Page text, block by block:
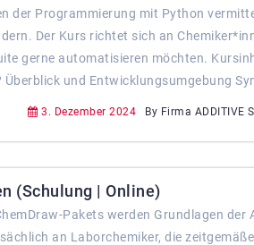
der Programmierung mit Python
Der Kurs richtet sich an
gerne automatisieren möchten.
und Entwicklungsumgebung
3. Dezember 2024 By Firma ADDITIVE
(Schulung | Online)
Pakets werden Grundlagen
an Laborchemiker, die